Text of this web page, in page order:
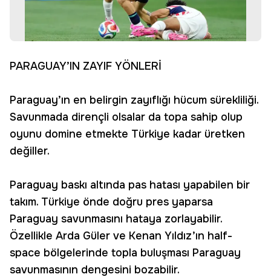
PARAGUAY’IN ZAYIF YÖNLERİ
Paraguay’ın en belirgin zayıflığı hücum sürekliliği.
Savunmada dirençli olsalar da topa sahip olup
oyunu domine etmekte Türkiye kadar üretken
değiller.
Paraguay baskı altında pas hatası yapabilen bir
takım. Türkiye önde doğru pres yaparsa
Paraguay savunmasını hataya zorlayabilir.
Özellikle Arda Güler ve Kenan Yıldız’ın half-
space bölgelerinde topla buluşması Paraguay
savunmasının dengesini bozabilir.